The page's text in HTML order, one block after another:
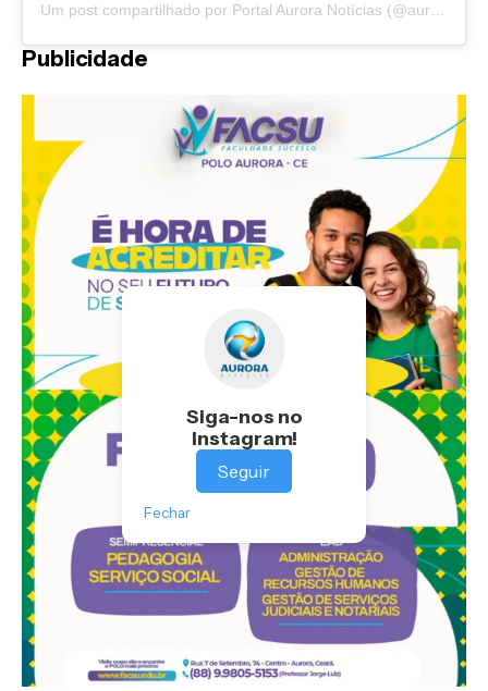
Siga-nos no
Instagram!
Seguir
Fechar
Um post compartilhado por Portal Aurora Notícias (@auroranoticias)
Publicidade